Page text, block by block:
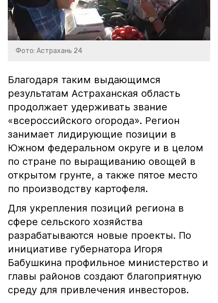
Фото: Астрахань 24
Благодаря таким выдающимся
результатам Астраханская область
продолжает удерживать звание
«всероссийского огорода». Регион
занимает лидирующие позиции в
Южном федеральном округе и в целом
по стране по выращиванию овощей в
открытом грунте, а также пятое место
по производству картофеля.
Для укрепления позиций региона в
сфере сельского хозяйства
разрабатываются новые проекты. По
инициативе губернатора Игоря
Бабушкина профильное министерство и
главы районов создают благоприятную
среду для привлечения инвесторов.